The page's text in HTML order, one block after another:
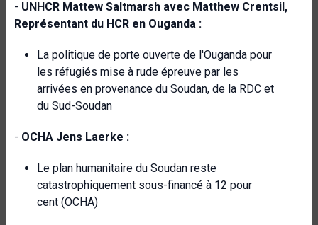
- UNHCR Mattew Saltmarsh avec Matthew Crentsil,
Représentant du HCR en Ouganda :
La politique de porte ouverte de l'Ouganda pour
les réfugiés mise à rude épreuve par les
arrivées en provenance du Soudan, de la RDC et
du Sud-Soudan
- OCHA Jens Laerke :
Le plan humanitaire du Soudan reste
catastrophiquement sous-financé à 12 pour
cent (OCHA)